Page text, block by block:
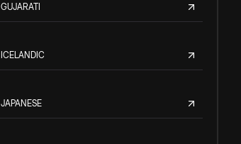
GUJARATI
ICELANDIC
JAPANESE